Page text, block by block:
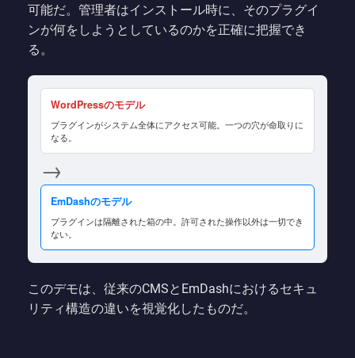
可能だ。管理者はインストール時に、そのプラグイ
ンが何をしようとしているのかを正確に把握でき
る。
WordPressのモデル
プラグインがシステム全体にアクセス可能。一つの穴が命取りに
なる。
→
EmDashのモデル
プラグインは隔離された箱の中。許可された操作以外は一切でき
ない。
このデモは、従来のCMSとEmDashにおけるセキュ
リティ構造の違いを視覚化したものだ。